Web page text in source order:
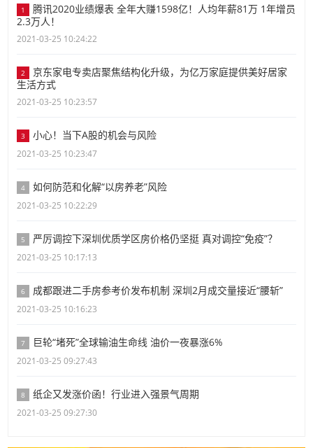
1
腾讯2020业绩爆表 全年大赚1598亿！人均年薪81万 1年增员
2.3万人！
2021-03-25 10:24:22
2
京东家电专卖店聚焦结构化升级，为亿万家庭提供美好居家
生活方式
2021-03-25 10:23:57
3 小心！当下A股的机会与风险
2021-03-25 10:23:47
4 如何防范和化解“以房养老”风险
2021-03-25 10:22:29
5 严厉调控下深圳优质学区房价格仍坚挺 真对调控“免疫”？
2021-03-25 10:17:13
6 成都跟进二手房参考价发布机制 深圳2月成交量接近“腰斩”
2021-03-25 10:16:23
7 巨轮“堵死”全球输油生命线 油价一夜暴涨6%
2021-03-25 09:27:43
8 纸企又发涨价函！行业进入强景气周期
2021-03-25 09:27:30